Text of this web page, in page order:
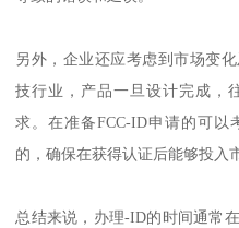
另外，企业还应考虑到市场变
技行业，产品一旦设计完成，
求。在准备FCC-ID申请的可以
的，确保在获得认证后能够投入
总结来说，办理-ID的时间通常